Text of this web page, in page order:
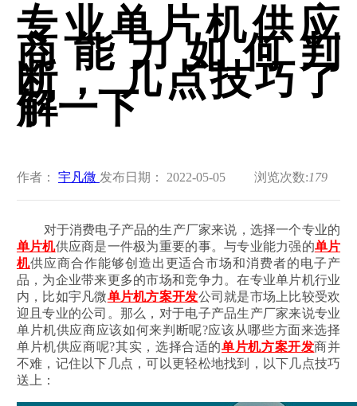
专业单片机供应
商能力如何判
断， 几点技巧了
解一下
作者： 宇凡微 发布日期： 2022-05-05 浏览次数:179
对于消费电子产品的生产厂家来说，选择一个专业的
单片机供应商是一件极为重要的事。与专业能力强的单片
机供应商合作能够创造出更适合市场和消费者的电子产
品，为企业带来更多的市场和竞争力。在专业单片机行业
内，比如宇凡微单片机方案开发公司就是市场上比较受欢
迎且专业的公司。那么，对于电子产品生产厂家来说专业
单片机供应商应该如何来判断呢?应该从哪些方面来选择
单片机供应商呢?其实，选择合适的单片机方案开发商并
不难，记住以下几点，可以更轻松地找到，以下几点技巧
送上：